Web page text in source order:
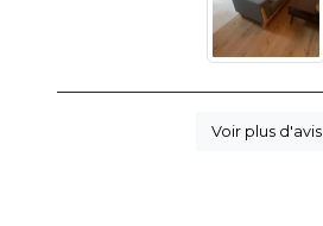
Voir plus d'avis